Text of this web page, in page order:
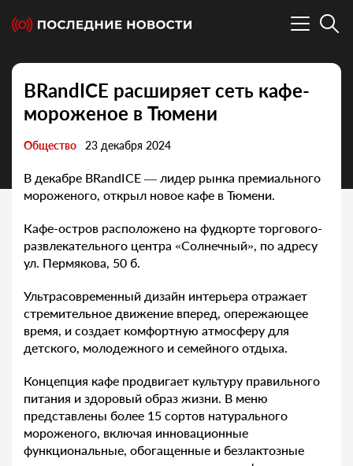
BRandICE расширяет сеть кафе-
мороженое в Тюмени
Общество 23 декабря 2024
В декабре BRandICE — лидер рынка премиального
мороженого, открыл новое кафе в Тюмени.
Кафе-остров расположено на фудкорте торгового-
развлекательного центра «Солнечный», по адресу
ул. Пермякова, 50 б.
Ультрасовременный дизайн интерьера отражает
стремительное движение вперед, опережающее
время, и создает комфортную атмосферу для
детского, молодежного и семейного отдыха.
Концепция кафе продвигает культуру правильного
питания и здоровый образ жизни. В меню
представлены более 15 сортов натурального
мороженого, включая инновационные
функциональные, обогащенные и безлактозные